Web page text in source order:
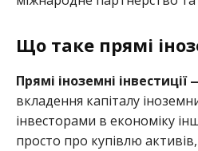
Що таке прямі
Прямі іноземні інвестиції
вкладення капіталу
інвесторами в економіку
просто про купівлю